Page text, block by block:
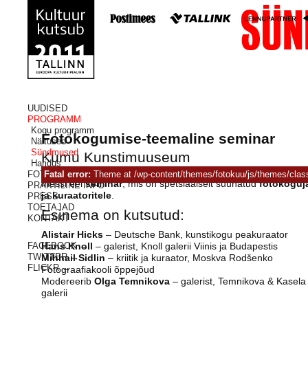
UUDISED
PROGRAMM
Kogu programm
Näitused
Sündmused
Haridus
FOTOKUU
PRAKTILINE INFO
PRESS
TOETAJAD
KONTAKT
FACEBOOK →
TWITTER →
FLICKR →
Fotokogumise-teemaline seminar
Kumu Kunstimuuseum
Fatal error: Theme at /wp-content/themes/fotokuu/js/themes/
Koostöös Temnikova & Kasela galerii ja Katlaga toimub
messi eelseminar, mis on spetsiaalselt suunatud
ja kuraatoritele.
Esinema on kutsutud:
Alistair Hicks – Deutsche Bank, kunstikogu peakuraator
Hans Knoll
– galerist, Knoll galerii Viinis ja Budapestis
Mihhail Sidlin – kriitik ja kuraator, Moskva Rodšenko
Fotograafiakooli õppejõud
Modereerib Olga Temnikova – galerist, Temnikova & Kasela
galerii